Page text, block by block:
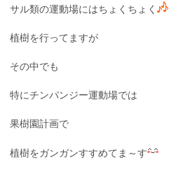
サル類の運動場にはちょくちょく
植樹を行ってますが
その中でも
特にチンパンジー運動場では
果樹園計画で
植樹をガンガンすすめてま～す